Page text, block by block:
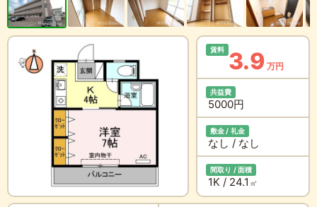
賃料 3.9 万円
共益費
5000円
敷金 / 礼金
なし / なし
間取り / 面積
1K / 24.1 ㎡